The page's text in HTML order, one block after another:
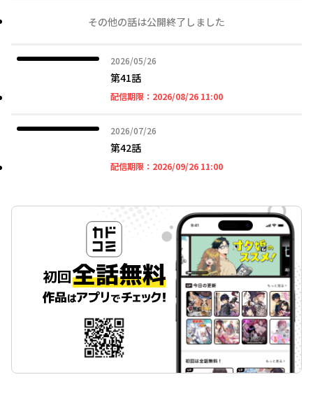
その他の話は公開終了しました
2026/05/26
2026年05月26日
第41話
配信期限： 2026/08/26 11:002026年08月26日 11時
2026/07/26
2026年07月26日
第42話
配信期限： 2026/09/26 11:002026年09月26日 11時